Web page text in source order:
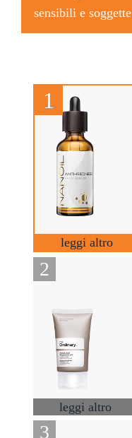
sensibili e
leggi altro
leggi altro